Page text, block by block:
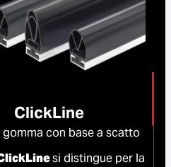
ClickLine
gomma con base a scatto
si distingue per la